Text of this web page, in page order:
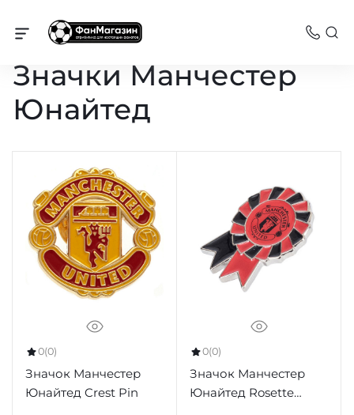
Сувениры
Значки Манчестер
Юнайтед
0(0)
Значок Манчестер
Юнайтед Crest Pin
0(0)
Значок Манчестер
Юнайтед Rosette